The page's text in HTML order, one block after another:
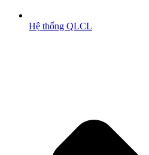
Hệ thống QLCL